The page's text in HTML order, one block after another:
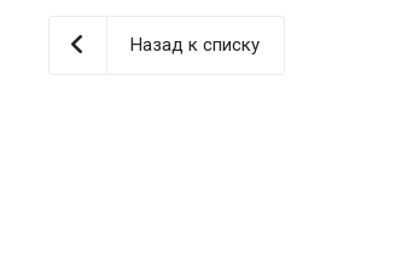
Назад к списку